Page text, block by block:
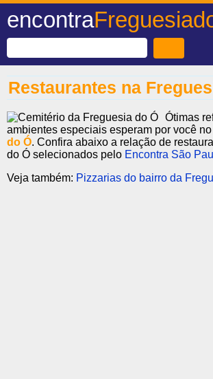
encontra
Restaurantes na
Ótimas
ambientes especiais esperam por você no
do Ó. Confira abaixo a relação de
do Ó selecionados pelo Encontra São
Veja também: Pizzarias do bairro da